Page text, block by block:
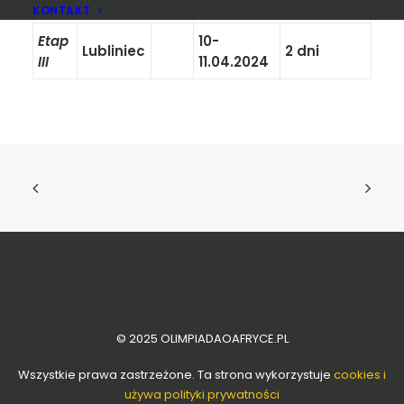
KONTAKT
II
wojewódzkich
Etap
III
Lubliniec
10-
11.04.2024
2 dni
© 2025 OLIMPIADAOAFRYCE.PL
Wszystkie prawa zastrzeżone. Ta strona wykorzystuje cookies i
używa polityki prywatności